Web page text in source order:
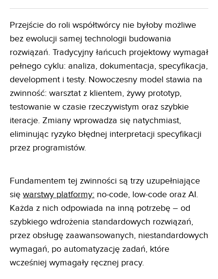
Przejście do roli współtwórcy nie byłoby możliwe
bez ewolucji samej technologii budowania
rozwiązań. Tradycyjny łańcuch projektowy wymagał
pełnego cyklu: analiza, dokumentacja, specyfikacja,
development i testy. Nowoczesny model stawia na
zwinność: warsztat z klientem, żywy prototyp,
testowanie w czasie rzeczywistym oraz szybkie
iteracje. Zmiany wprowadza się natychmiast,
eliminując ryzyko błędnej interpretacji specyfikacji
przez programistów.
Fundamentem tej zwinności są trzy uzupełniające
się warstwy platformy: no-code, low-code oraz AI.
Każda z nich odpowiada na inną potrzebę – od
szybkiego wdrożenia standardowych rozwiązań,
przez obsługę zaawansowanych, niestandardowych
wymagań, po automatyzację zadań, które
wcześniej wymagały ręcznej pracy.